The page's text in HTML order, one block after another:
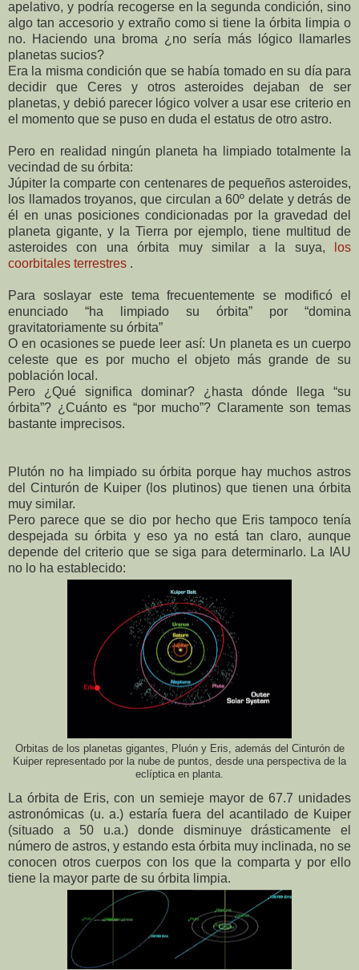
apelativo, y podría recogerse en la segunda condición, sino
algo tan accesorio y extraño como si tiene la órbita limpia o
no. Haciendo una broma ¿no sería más lógico llamarles
planetas sucios?
Era la misma condición que se había tomado en su día para
decidir que Ceres y otros asteroides dejaban de ser
planetas, y debió parecer lógico volver a usar ese criterio en
el momento que se puso en duda el estatus de otro astro.
Pero en realidad ningún planeta ha limpiado totalmente la
vecindad de su órbita:
Júpiter la comparte con centenares de pequeños asteroides,
los llamados troyanos, que circulan a 60º delate y detrás de
él en unas posiciones condicionadas por la gravedad del
planeta gigante, y la Tierra por ejemplo, tiene multitud de
asteroides con una órbita muy similar a la suya,
los
coorbitales terrestres .
Para soslayar este tema frecuentemente se modificó el
enunciado “ha limpiado su órbita” por “domina
gravitatoriamente su órbita”
O en ocasiones se puede leer así: Un planeta es un cuerpo
celeste que es por mucho el objeto más grande de su
población local.
Pero ¿Qué significa dominar? ¿hasta dónde llega “su
órbita”? ¿Cuánto es “por mucho”? Claramente son temas
bastante imprecisos.
Plutón no ha limpiado su órbita porque hay muchos astros
del Cinturón de Kuiper (los plutinos) que tienen una órbita
muy similar.
Pero parece que se dio por hecho que Eris tampoco tenía
despejada su órbita y eso ya no está tan claro, aunque
depende del criterio que se siga para determinarlo. La IAU
no lo ha establecido:
Orbitas de los planetas gigantes, Pluón y Eris, además del Cinturón de
Kuiper representado por la nube de puntos, desde una perspectiva de la
eclíptica en planta.
La órbita de Eris, con un semieje mayor de 67.7 unidades
astronómicas (u. a.) estaría fuera del acantilado de Kuiper
(situado a 50 u.a.) donde disminuye drásticamente el
número de astros, y estando esta órbita muy inclinada, no se
conocen otros cuerpos con los que la comparta y por ello
tiene la mayor parte de su órbita limpia.